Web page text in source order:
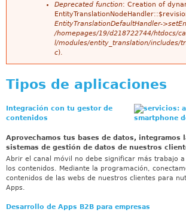
Deprecated function: Creation of
EntityTranslationDefaultHandler-
/homepages/19/d218722744/htdocs/
l/modules/entity_translation/includes/
c).
Tipos de aplicaciones
Integración con tu gestor de
contenidos
Aprovechamos tus bases de datos, integramos
sistemas de gestión de datos de nuestros
Abrir el canal móvil no debe significar más trabajo
los contenidos. Mediante la programación,
contenidos de las webs de nuestros clientes para
Apps.
Desarrollo de Apps B2B para empresas